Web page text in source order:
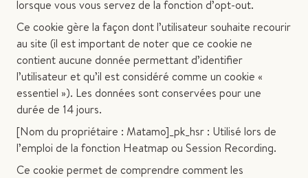
lorsque vous vous servez de la fonction d’opt-out.
Ce cookie gère la façon dont l’utilisateur souhaite recourir
au site (il est important de noter que ce cookie ne
contient aucune donnée permettant d’identifier
l’utilisateur et qu’il est considéré comme un cookie «
essentiel »). Les données sont conservées pour une
durée de 14 jours.
[Nom du propriétaire : Matamo]_pk_hsr : Utilisé lors de
l’emploi de la fonction Heatmap ou Session Recording.
Ce cookie permet de comprendre comment les